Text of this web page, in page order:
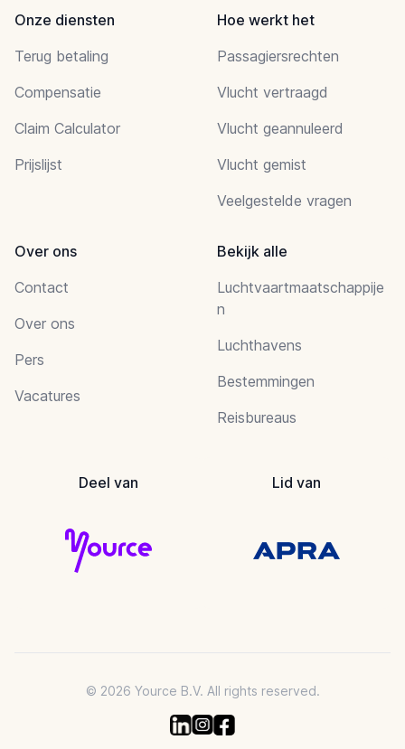
Onze diensten
Terug betaling
Compensatie
Claim Calculator
Prijslijst
Hoe werkt het
Passagiersrechten
Vlucht vertraagd
Vlucht geannuleerd
Vlucht gemist
Veelgestelde vragen
Over ons
Contact
Over ons
Pers
Vacatures
Bekijk alle
Luchtvaartmaatschappije
n
Luchthavens
Bestemmingen
Reisbureaus
Deel van Lid van
© 2026 Yource B.V. All rights reserved.